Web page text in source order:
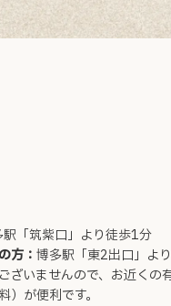
駅「筑紫口」より徒歩1分
方 ： 博多駅「東2出口」よ
ざいませんので、お近くの
が便利です。